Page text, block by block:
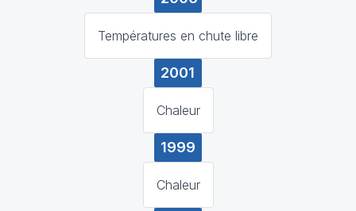
Températures en chute libre
2001
Chaleur
1999
Chaleur